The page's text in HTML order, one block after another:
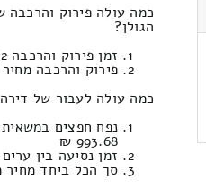
כמה עולה פירוק
הגולן?
זמן פירוק והרכבה 52 דקות 19 שניות
פירוק והרכבה מחיר 432.00
כמה עולה לעבור של
993.68 ₪
זמן נסיעה בין ערים 2 שעות , 7 דקות / מחיר נסיעה 1375.20 שקל
סך הכל ביחד מחיר מחירון: